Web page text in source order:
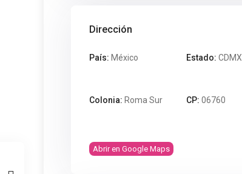
Dirección
País: México Estado: CDMX
Colonia: Roma Sur CP: 06760
Abrir en Google Maps